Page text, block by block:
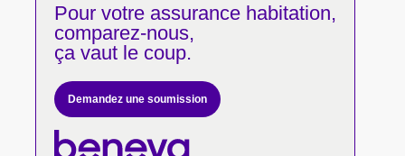
Pour votreassurance habitation,
comparez-nous,
ça vaut le coup.
Demandez une soumission